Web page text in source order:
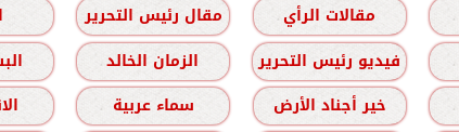
مقالات الرأي مقال رئيس التحرير
فيديو رئيس التحرير الزمان الخالد
خير أجناد الأرض سماء عربية